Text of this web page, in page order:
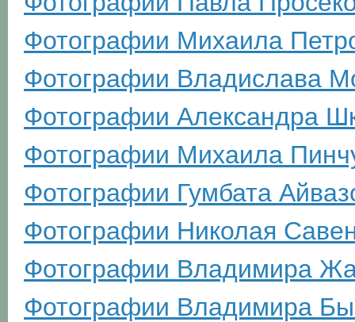
Фотографии Михаила
Фотографии Владислава
Фотографии Александра
Фотографии Михаила
Фотографии Гумбата
Фотографии Николая
Фотографии Владимира
Фотографии Владимира